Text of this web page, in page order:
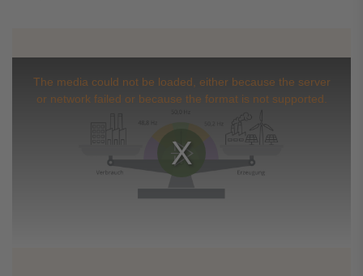
Video konnte nicht geladen werden
Play
The media could not be loaded, either because the server
or network failed or because the format is not supported.